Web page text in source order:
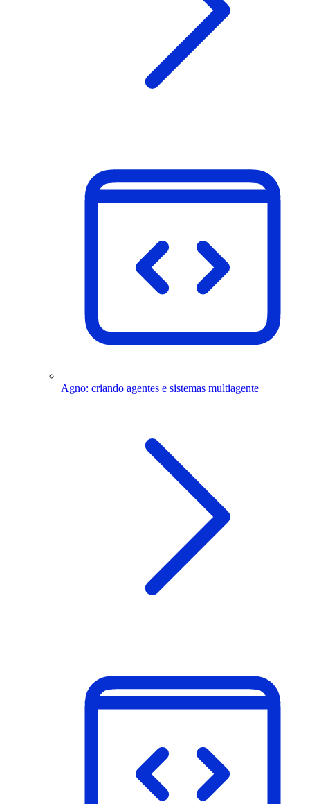
Agno: criando agentes e sistemas multiagente